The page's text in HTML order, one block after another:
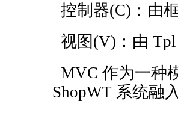
控制器(C)：由
视图(V)：由
MVC 作为一种
ShopWT 系统融